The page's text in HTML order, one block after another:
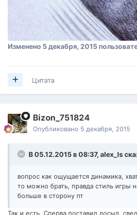
Изменено 5 декабря, 2015
Цитата
Bizon_751824
Опубликовано 5 декабря, 2015
В 05.12.2015 в 08:37, alex_ls
вопрос как ощущается динамика,
то можно брать, правда стиль игры
больше в сторону пт
Так и есть. Сперва поставил досыл,